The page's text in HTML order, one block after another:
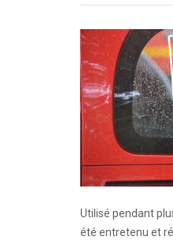
Utilisé pendant
été entretenu et